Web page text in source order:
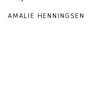
AMALIE HENNINGSEN